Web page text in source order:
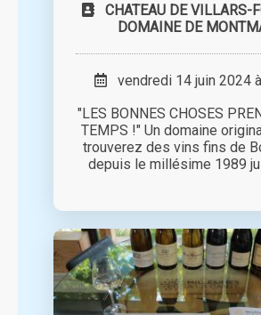
CHATEAU DE VILLARS-
DOMAINE DE
vendredi 14 juin 2024
"LES BONNES CHOSES
TEMPS !" Un domaine
trouverez des vins fins de
depuis le millésime 1989